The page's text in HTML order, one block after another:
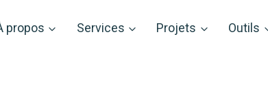
propos Services Projets Outils